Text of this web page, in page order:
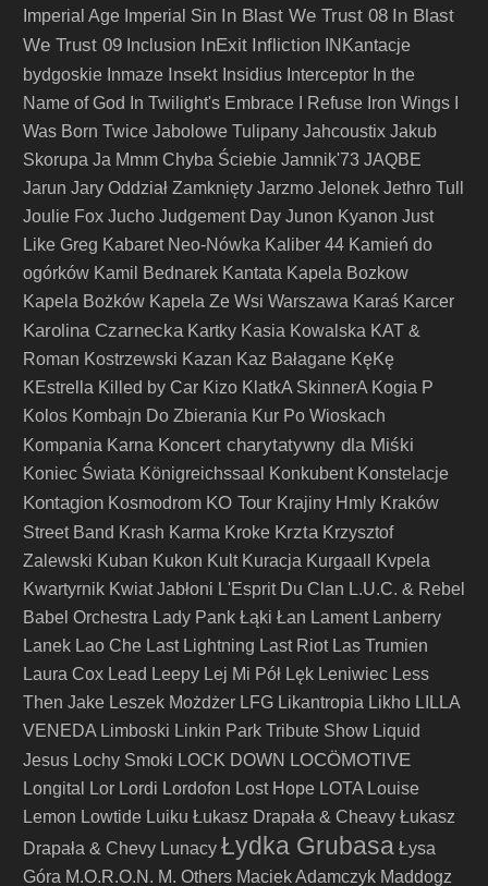
Imperial Age Imperial Sin In Blast We Trust 08 In Blast
We Trust 09 Inclusion InExit Infliction INKantacje
bydgoskie Inmaze Insekt Insidius Interceptor In the
Name of God
In Twilight's Embrace I Refuse Iron Wings
Was Born Twice Jabolowe Tulipany Jahcoustix Jakub
Skorupa Ja Mmm Chyba Ściebie Jamnik'73 JAQBE
Jarun Jary Oddział Zamknięty Jarzmo Jelonek Jethro Tull
Joulie Fox Jucho Judgement Day Junon Kyanon Just
Like Greg Kabaret Neo-Nówka Kaliber 44 Kamień do
ogórków Kamil Bednarek Kantata Kapela Bozkow
Kapela Bożków Kapela Ze Wsi Warszawa Karaś Karcer
Karolina Czarnecka Kartky Kasia Kowalska KAT &
Roman Kostrzewski Kazan Kaz Bałagane KęKę
KEstrella Killed by Car Kizo KlatkA SkinnerA Kogia P
Kolos Kombajn Do Zbierania Kur Po Wioskach
Kompania Karna Koncert charytatywny dla Miśki
Koniec Świata Königreichssaal Konkubent Konstelacje
Kontagion Kosmodrom KO Tour Krajiny Hmly Kraków
Street Band Krash Karma Kroke Krzta Krzysztof
Zalewski Kuban Kukon Kult Kuracja Kurgaall
Kvpela
Kwartyrnik Kwiat Jabłoni L'Esprit Du Clan L.U.C. & Rebel
Babel Orchestra Lady Pank Łąki Łan Lament Lanberry
Lanek Lao Che Last Lightning Last Riot Las Trumien
Laura Cox Lead Leepy Lej Mi Pół Lęk Leniwiec Less
Then Jake Leszek Możdżer LFG Likantropia Likho LILLA
VENEDA Limboski Linkin Park Tribute Show Liquid
Jesus Lochy Smoki LOCK DOWN LOCÖMOTIVE
Longital Lor Lordi Lordofon Lost Hope LOTA Louise
Lemon Lowtide Luiku Łukasz Drapała & Cheavy Łukasz
Drapała & Chevy Lunacy Łydka Grubasa Łysa
Góra M.O.R.O.N. M. Others Maciek Adamczyk Maddogz